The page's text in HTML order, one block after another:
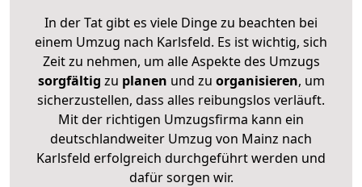
In der Tat gibt es viele Dinge zu beachten bei
einem Umzug nach Karlsfeld. Es ist wichtig, sich
Zeit zu nehmen, um alle Aspekte des Umzugs
sorgfältig zu planen und zu organisieren, um
sicherzustellen, dass alles reibungslos verläuft.
Mit der richtigen Umzugsfirma kann ein
deutschlandweiter Umzug von Mainz nach
Karlsfeld erfolgreich durchgeführt werden und
dafür sorgen wir.